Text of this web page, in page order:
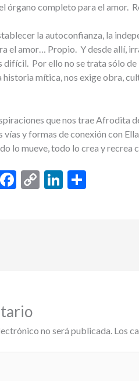
órgano completo para el amor.
la autoconfianza, la
el amor… Propio. Y desde allí,
difícil. Por ello no se trata sólo
historia mítica, nos exige obra,
que nos trae Afrodita
y formas de conexión con
lo mueve, todo lo crea y recrea
F
C
Li
no será publicada. Los